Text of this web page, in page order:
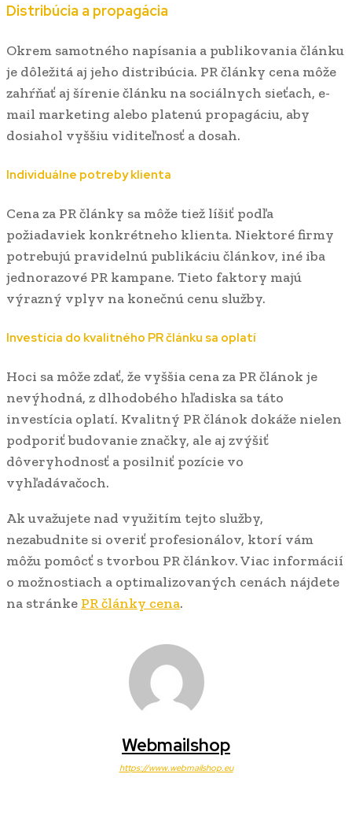
Distribúcia a propagácia
Okrem samotného napísania a publikovania článku
je dôležitá aj jeho distribúcia. PR články cena môže
zahŕňať aj šírenie článku na sociálnych sieťach, e-
mail marketing alebo platenú propagáciu, aby
dosiahol vyššiu viditeľnosť a dosah.
Individuálne potreby klienta
Cena za PR články sa môže tiež líšiť podľa
požiadaviek konkrétneho klienta. Niektoré firmy
potrebujú pravidelnú publikáciu článkov, iné iba
jednorazové PR kampane. Tieto faktory majú
výrazný vplyv na konečnú cenu služby.
Investícia do kvalitného PR článku sa oplatí
Hoci sa môže zdať, že vyššia cena za PR článok je
nevýhodná, z dlhodobého hľadiska sa táto
investícia oplatí. Kvalitný PR článok dokáže nielen
podporiť budovanie značky, ale aj zvýšiť
dôveryhodnosť a posilniť pozície vo
vyhľadávačoch.
Ak uvažujete nad využitím tejto služby,
nezabudnite si overiť profesionálov, ktorí vám
môžu pomôcť s tvorbou PR článkov. Viac informácií
o možnostiach a optimalizovaných cenách nájdete
na stránke PR články cena.
Webmailshop
https://www.webmailshop.eu